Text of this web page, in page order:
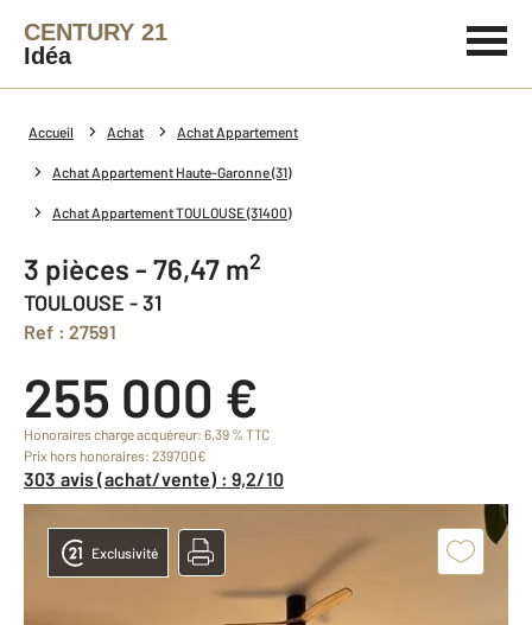
CENTURY 21
Idéa
Accueil Achat Achat Appartement
Achat Appartement Haute-Garonne (31)
Achat Appartement TOULOUSE (31400)
3 pièces - 76,47 m2
TOULOUSE - 31
Ref : 27591
255 000 €
Honoraires charge acquéreur: 6,39 % TTC
Prix hors honoraires: 239700€
303 avis (achat/vente) : 9,2/10
Exclusivité